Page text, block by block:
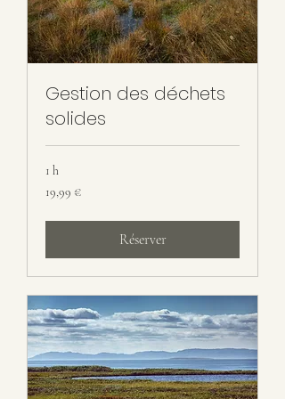
Gestion des déchets
solides
1 h
euros
19,99 €
Réserver